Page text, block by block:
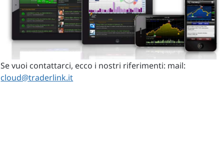
Se vuoi contattarci, ecco i nostri riferimenti: mail:
cloud@traderlink.it